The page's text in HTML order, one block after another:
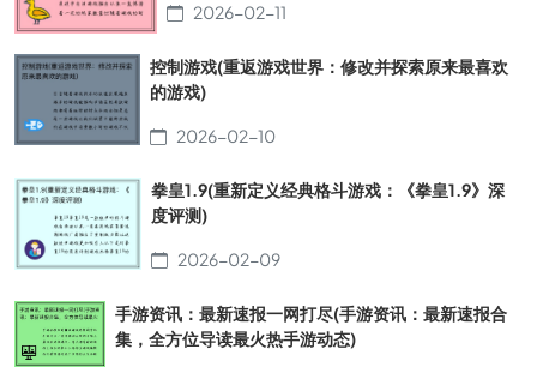
2026-02-11
控制游戏(重返游戏世界：修改并探索原来最喜欢
的游戏)
2026-02-10
拳皇1.9(重新定义经典格斗游戏：《拳皇1.9》深
度评测)
2026-02-09
手游资讯：最新速报一网打尽(手游资讯：最新速报合
集，全方位导读最火热手游动态)